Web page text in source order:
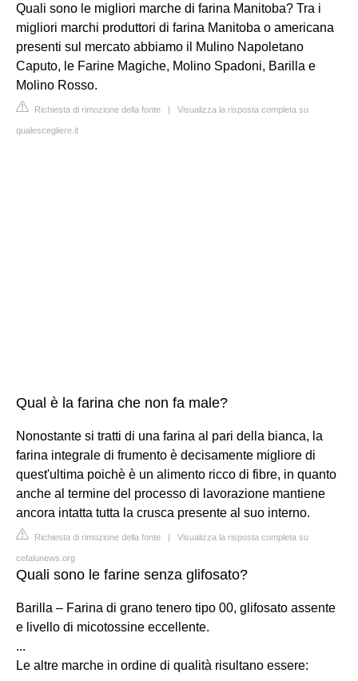
Quali sono le migliori marche di farina Manitoba? Tra i
migliori marchi produttori di farina Manitoba o americana
presenti sul mercato abbiamo il Mulino Napoletano
Caputo, le Farine Magiche, Molino Spadoni, Barilla e
Molino Rosso.
Richiesta di rimozione della fonte | Visualizza la risposta completa su
qualescegliere.it
Qual è la farina che non fa male?
Nonostante si tratti di una farina al pari della bianca, la
farina integrale di frumento è decisamente migliore di
quest'ultima poichè è un alimento ricco di fibre, in quanto
anche al termine del processo di lavorazione mantiene
ancora intatta tutta la crusca presente al suo interno.
Richiesta di rimozione della fonte | Visualizza la risposta completa su
cefalunews.org
Quali sono le farine senza glifosato?
Barilla – Farina di grano tenero tipo 00, glifosato assente
e livello di micotossine eccellente.
...
Le altre marche in ordine di qualità risultano essere: